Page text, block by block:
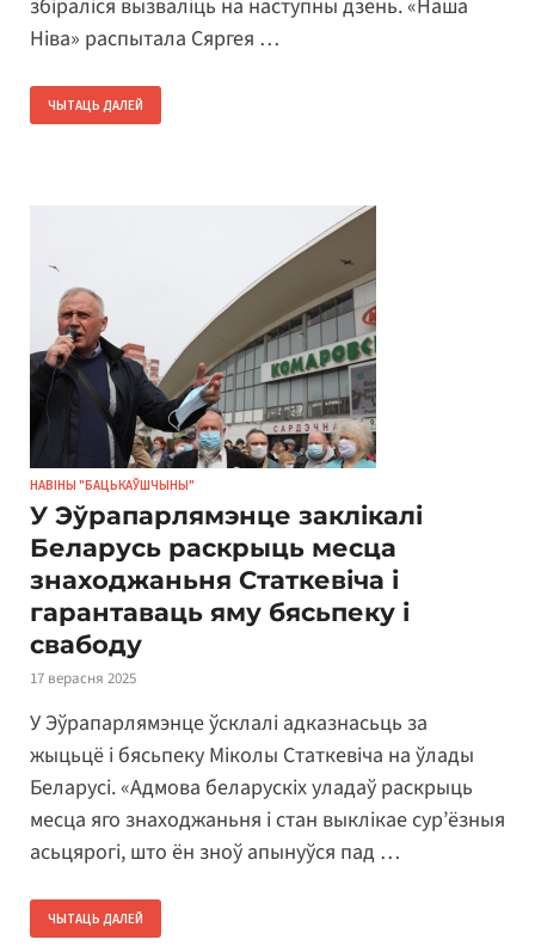
збіраліся вызваліць на наступны дзень. «Наша
Ніва» распытала Сяргея …
ЧЫТАЦЬ ДАЛЕЙ
НАВІНЫ "БАЦЬКАЎШЧЫНЫ"
У Эўрапарлямэнце заклікалі
Беларусь раскрыць месца
знаходжаньня Статкевіча і
гарантаваць яму бясьпеку і
свабоду
17 верасня 2025
У Эўрапарлямэнце ўсклалі адказнасьць за
жыцьцё і бясьпеку Міколы Статкевіча на ўлады
Беларусі. «Адмова беларускіх уладаў раскрыць
месца яго знаходжаньня і стан выклікае сур’ёзныя
асьцярогі, што ён зноў апынуўся пад …
ЧЫТАЦЬ ДАЛЕЙ